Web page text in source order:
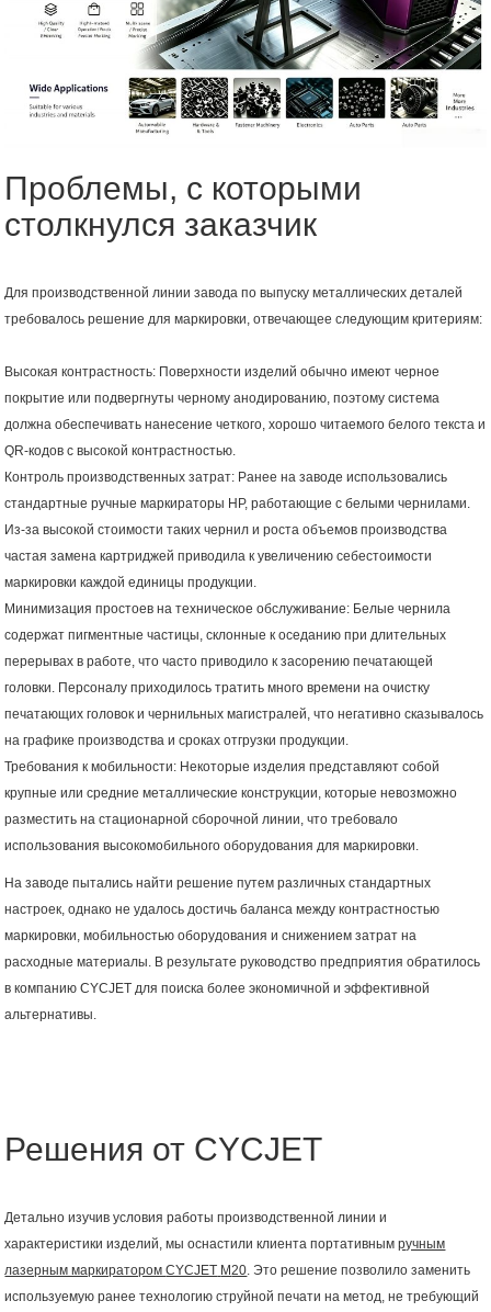
Проблемы, с которыми
столкнулся заказчик
Для производственной линии завода по выпуску металлических деталей
требовалось решение для маркировки, отвечающее следующим критериям:
Высокая контрастность: Поверхности изделий обычно имеют черное
покрытие или подвергнуты черному анодированию, поэтому система
должна обеспечивать нанесение четкого, хорошо читаемого белого текста и
QR-кодов с высокой контрастностью.
Контроль производственных затрат: Ранее на заводе использовались
стандартные ручные маркираторы HP, работающие с белыми чернилами.
Из-за высокой стоимости таких чернил и роста объемов производства
частая замена картриджей приводила к увеличению себестоимости
маркировки каждой единицы продукции.
Минимизация простоев на техническое обслуживание: Белые чернила
содержат пигментные частицы, склонные к оседанию при длительных
перерывах в работе, что часто приводило к засорению печатающей
головки. Персоналу приходилось тратить много времени на очистку
печатающих головок и чернильных магистралей, что негативно сказывалось
на графике производства и сроках отгрузки продукции.
Требования к мобильности: Некоторые изделия представляют собой
крупные или средние металлические конструкции, которые невозможно
разместить на стационарной сборочной линии, что требовало
использования высокомобильного оборудования для маркировки.
На заводе пытались найти решение путем различных стандартных
настроек, однако не удалось достичь баланса между контрастностью
маркировки, мобильностью оборудования и снижением затрат на
расходные материалы. В результате руководство предприятия обратилось
в компанию CYCJET для поиска более экономичной и эффективной
альтернативы.
Решения от CYCJET
Детально изучив условия работы производственной линии и
характеристики изделий, мы оснастили клиента портативнымручным
лазерным маркираторомCYCJET M20. Это решение позволило заменить
используемую ранее технологию струйной печати на метод, не требующий